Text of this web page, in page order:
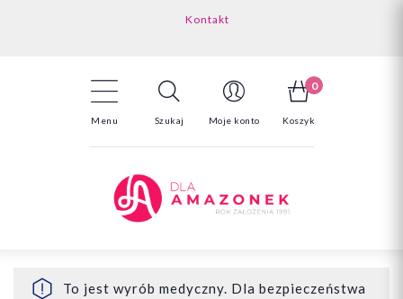
Kontakt
Menu Szukaj Moje konto
0
Koszyk
To jest wyrób medyczny. Dla bezpieczeństwa